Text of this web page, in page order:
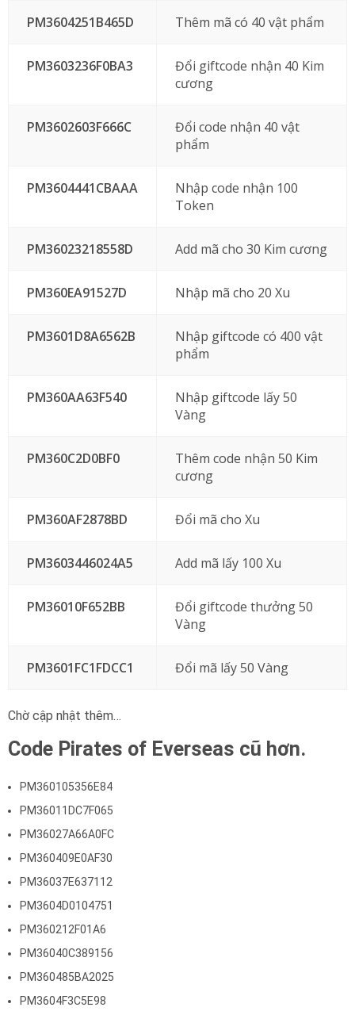
PM3604251B465D Thêm mã có 40 vật phẩm
PM3603236F0BA3
Đổi giftcode nhận 40 Kim
cương
PM3602603F666C
Đổi code nhận 40 vật
phẩm
PM3604441CBAAA
Nhập code nhận 100
Token
PM36023218558D Add mã cho 30 Kim cương
PM360EA91527D Nhập mã cho 20 Xu
PM3601D8A6562B
Nhập giftcode có 400 vật
phẩm
PM360AA63F540
Nhập giftcode lấy 50
Vàng
PM360C2D0BF0
Thêm code nhận 50 Kim
cương
PM360AF2878BD Đổi mã cho Xu
PM3603446024A5 Add mã lấy 100 Xu
PM36010F652BB
Đổi giftcode thưởng 50
Vàng
PM3601FC1FDCC1 Đổi mã lấy 50 Vàng
Chờ cập nhật thêm…
Code Pirates of Everseas cũ hơn.
PM360105356E84
PM36011DC7F065
PM36027A66A0FC
PM360409E0AF30
PM36037E637112
PM3604D0104751
PM360212F01A6
PM36040C389156
PM360485BA2025
PM3604F3C5E98